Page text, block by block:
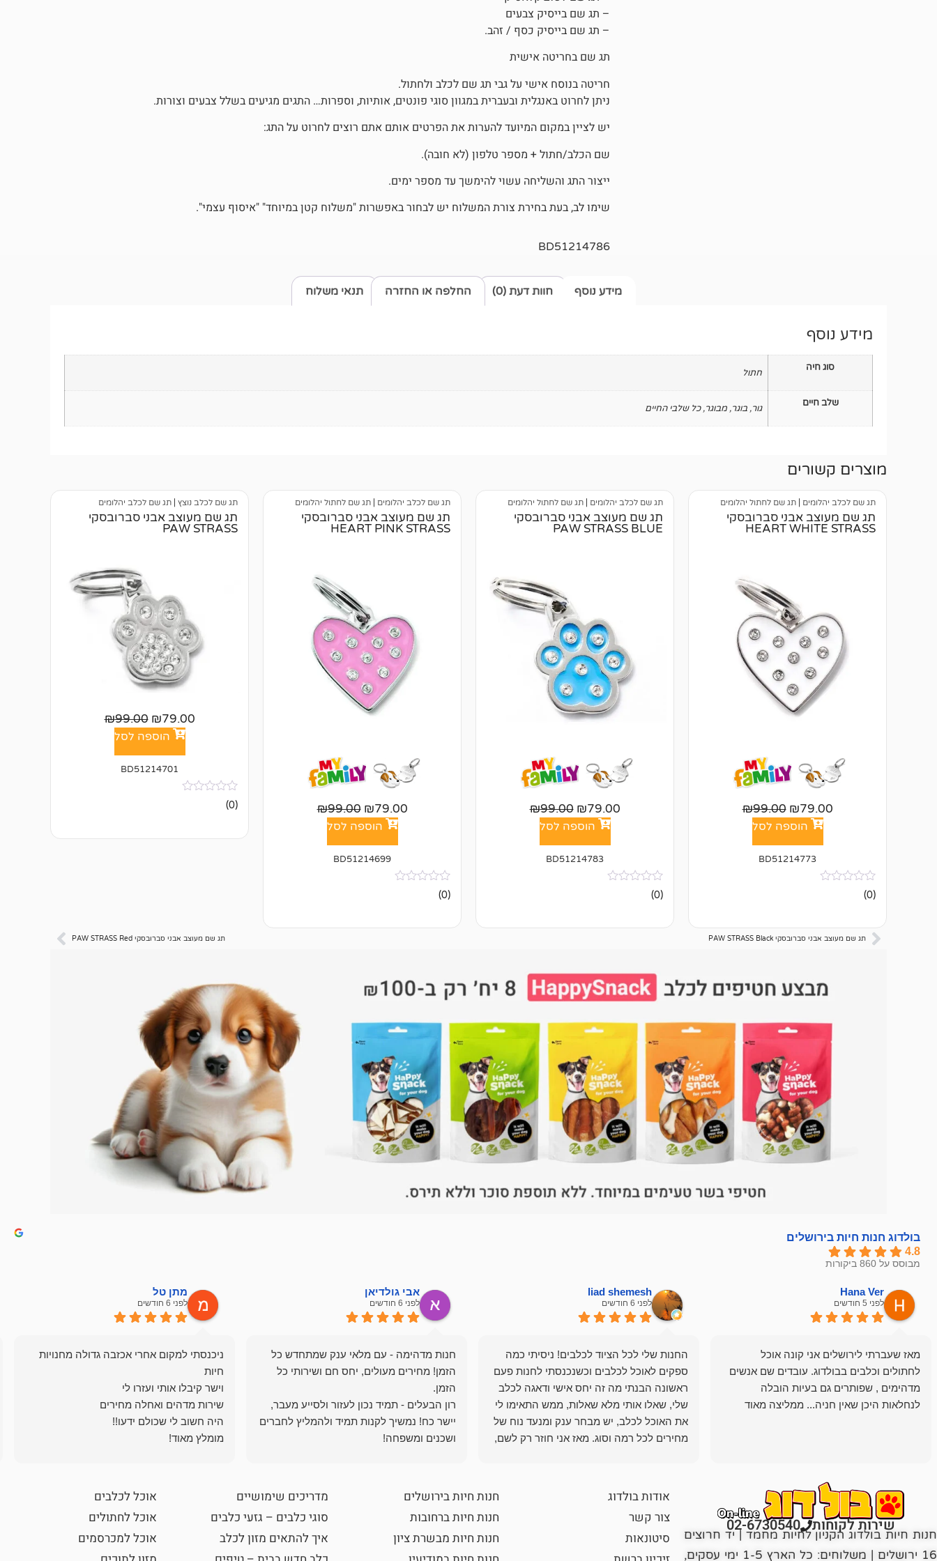
– תג שם בייסיק צבעים
– תג שם בייסיק כסף / זהב.
תג שם בחריטה אישית
חריטה בנוסח אישי על גבי תג שם לכלב ולחתול.
ניתן לחרוט באנגלית ובעברית במגוון סוגי פונטים, אותיות, וספרות… התגים מגיעים בשלל צבעים וצורות.
יש לציין במקום המיועד להערות את הפרטים אותם אתם רוצים לחרוט על התג:
שם הכלב/חתול + מספר טלפון (לא חובה).
ייצור התג והשליחה עשוי להימשך עד מספר ימים.
שימו לב, בעת בחירת צורת המשלוח יש לבחור באפשרות "משלוח קטן במיוחד" "איסוף עצמי".
BD51214786
מידע נוסף תנאי משלוח חוות דעת (0) החלפה או החזרה
מידע נוסף
סוג חיה חתול
שלב חיים גור, בוגר, מבוגר,כל שלבי החיים
מוצרים קשורים
תג שם לכלב יהלומים | תג שם לחתול יהלומים
תג שם מעוצב אבני סברובסקי
HEART WHITE STRASS
₪79.00
₪99.00
הוספה לסל
BD51214773
אין
ביקורות
(0)
תג שם לכלב יהלומים | תג שם לחתול יהלומים
תג שם מעוצב אבני סברובסקי
PAW STRASS BLUE
₪79.00
₪99.00
הוספה לסל
BD51214783
אין
ביקורות
(0)
תג שם לכלב יהלומים | תג שם לחתול יהלומים
תג שם מעוצב אבני סברובסקי
HEART PINK STRASS
₪79.00
₪99.00
הוספה לסל
BD51214699
אין
ביקורות
(0)
תג שם לכלב נוצץ | תג שם לכלב יהלומים
תג שם מעוצב אבני סברובסקי
PAW STRASS
₪79.00
₪99.00
הוספה לסל
BD51214701
אין
ביקורות
(0)
תג שם מעוצב אבני סברובסקי PAW STRASS Black תג שם מעוצב אבני סברובסקי PAW STRASS Red
בולדוג חנות חיות בירושלים
4.8
מבוסס על 860 ביקורות
Hana Ver
לפני 5 חודשים
מאז שעברתי לירושלים אני קונה אוכל
לחתולים וכלבים בבולדוג. עובדים שם אנשים
מדהימים , שפותרים גם בעיות הובלה
לנחלאות היכן שאין חניה... ממליצה מאוד
liad shemesh
לפני 6 חודשים
החנות שלי לכל הציוד לכלבים! ניסיתי כמה
ספקים לאוכל לכלבים וכשנכנסתי לחנות פעם
ראשונה הבנתי מה זה יחס אישי ודאגה לכלב
שלי, שאלו אותי מלא שאלות, ממש התאימו לי
את האוכל לכלב, יש מבחר ענק ומנעד נוח של
מחירים לכל רמה וסוג. מאז אני חוזר רק לשם,
אבי גולדיאן
לפני 6 חודשים
חנות מדהימה - עם מלאי ענק שמתחדש כל
הזמן! מחירים מעולים, יחס חם ושירותי כל
רון הבעלים - תמיד נכון לעזור ולסייע מעבר,
יישר כח! נמשיך לקנות תמיד ולהמליץ לחברים
ושכנים ומשפחה!
מתן טל
לפני 6 חודשים
ניכנסתי למקום אחרי אכזבה גדולה מחנויות
מומלץ מאוד!
שירות לקוחות 02-6730540
חנות חיות בולדוג הקניון לחיות מחמד | יד חרוצים
16 ירושלים | משלוחים: כל הארץ 1-5 ימי עסקים,
אודות בולדוג
צור קשר
סיטונאות
חנות חיות בירושלים
חנות חיות ברחובות
חנות חיות מבשרת ציון
מדריכים שימושיים
סוגי כלבים – גזעי כלבים
איך להתאים מזון לכלב
אוכל לכלבים
אוכל לחתולים
אוכל למכרסמים